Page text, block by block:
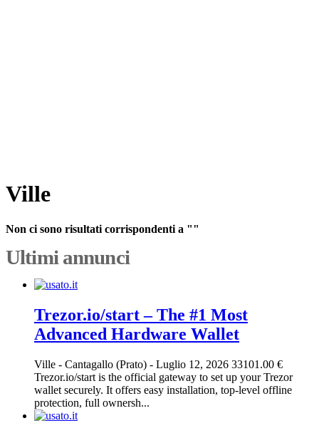
Ville
Non ci sono risultati corrispondenti a ""
Ultimi annunci
Trezor.io/start – The #1 Most
Advanced Hardware Wallet
Ville - Cantagallo (Prato) - Luglio 12, 2026 33101.00 €
Trezor.io/start is the official gateway to set up your Trezor
wallet securely. It offers easy installation, top-level offline
protection, full ownersh...